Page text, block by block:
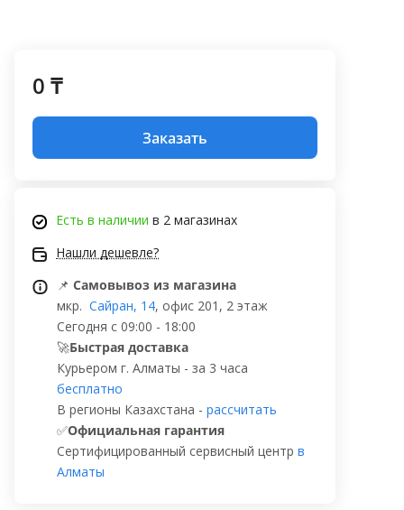
0 ₸
Заказать
Есть в наличии в 2 магазинах
Нашли дешевле?
📌 Самовывоз из магазина
мкр. Сайран, 14, офис 201, 2 этаж
Сегодня с 09:00 - 18:00
🚀Быстрая доставка
Курьером г. Алматы - за 3 часа
бесплатно
В регионы Казахстана - рассчитать
✅Официальная гарантия
Сертифицированный сервисный центр в
Алматы